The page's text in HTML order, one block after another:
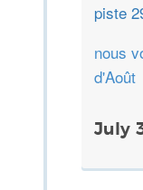
piste
nous
d'Août
July